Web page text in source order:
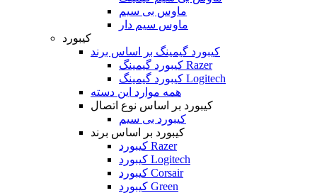
ماوس بی سیم
ماوس سیم دار
کیبورد
کیبورد گیمینگ بر اساس برند
کیبورد گیمینگ Razer
کیبورد گیمینگ Logitech
همه موارد این دسته
کیبورد بر اساس نوع اتصال
کیبورد بی سیم
کیبورد بر اساس برند
کیبورد Razer
کیبورد Logitech
کیبورد Corsair
کیبورد Green